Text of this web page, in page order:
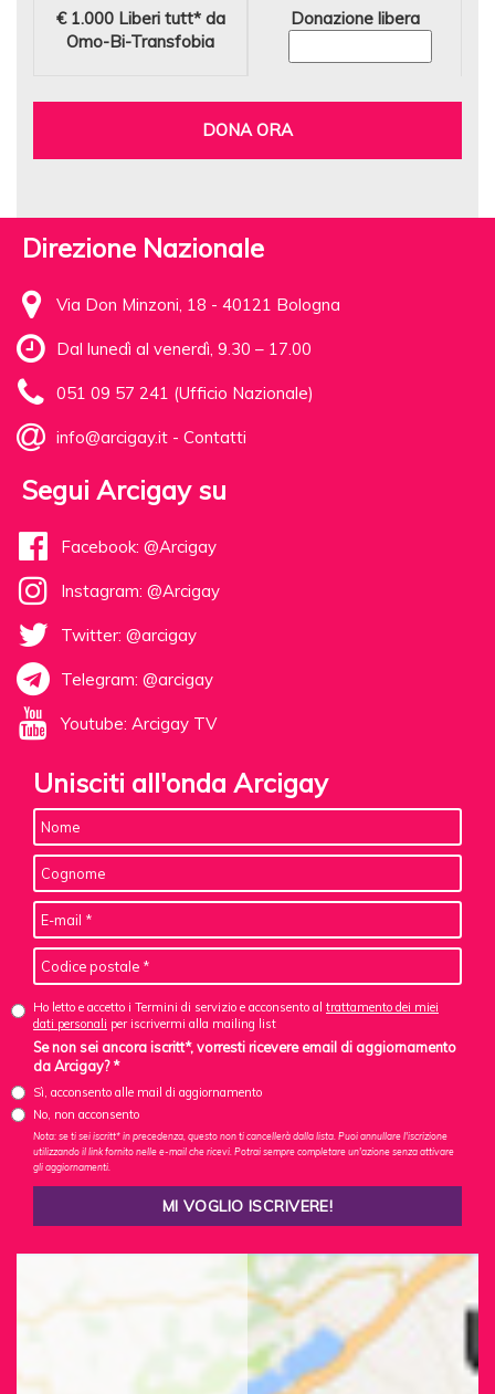
€ 1.000 Liberi tutt* da
Omo-Bi-Transfobia
Donazione libera
DONA ORA
Direzione Nazionale
Via Don Minzoni, 18 - 40121 Bologna
Dal lunedì al venerdì, 9.30 – 17.00
051 09 57 241 (Ufficio Nazionale)
info@arcigay.it - Contatti
Segui Arcigay su
Facebook: @Arcigay
Instagram: @Arcigay
Twitter: @arcigay
Telegram: @arcigay
Youtube: Arcigay TV
Unisciti all'onda Arcigay
Ho letto e accetto i Termini di servizio e acconsento al trattamento dei miei
dati personali per iscrivermi alla mailing list
Se non sei ancora iscritt*, vorresti ricevere email di aggiornamento
da Arcigay? *
Sì, acconsento alle mail di aggiornamento
No, non acconsento
Nota: se ti sei iscritt* in precedenza, questo non ti cancellerà dalla lista. Puoi annullare l'iscrizione
utilizzando il link fornito nelle e-mail che ricevi. Potrai sempre completare un'azione senza attivare
gli aggiornamenti.